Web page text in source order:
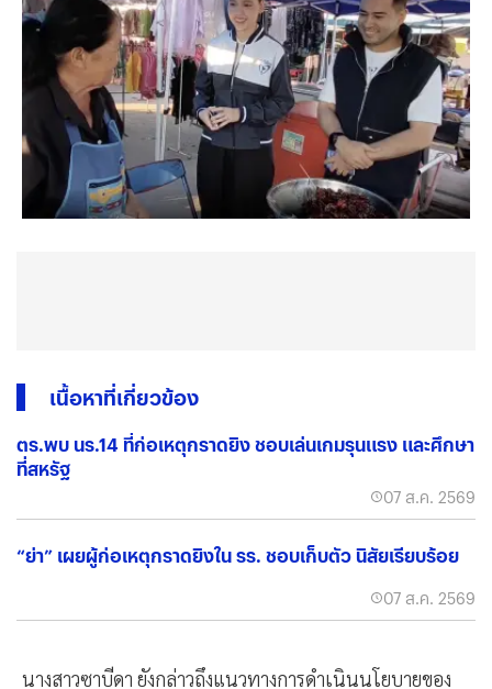
เนื้อหาที่เกี่ยวข้อง
ตร.พบ นร.14 ที่ก่อเหตุกราดยิง ชอบเล่นเกมรุนแรง และศึกษา
ที่สหรัฐ
07 ส.ค. 2569
“ย่า” เผยผู้ก่อเหตุกราดยิงใน รร. ชอบเก็บตัว นิสัยเรียบร้อย
07 ส.ค. 2569
นางสาวซาบีดา ยังกล่าวถึงแนวทางการดำเนินนโยบายของ